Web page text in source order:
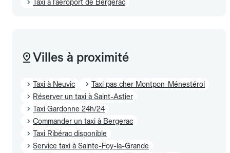
Taxi à l'aéroport de Bergerac
Villes à proximité
Taxi à Neuvic
Taxi pas cher Montpon-Ménestérol
Réserver un taxi à Saint-Astier
Taxi Gardonne 24h/24
Commander un taxi à Bergerac
Taxi Ribérac disponible
Service taxi à Sainte-Foy-la-Grande